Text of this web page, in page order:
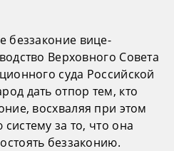
беззаконие вице-
Верховного Совета
суда Российской
дать отпор тем, кто
восхваляя при этом
за то, что она
беззаконию.